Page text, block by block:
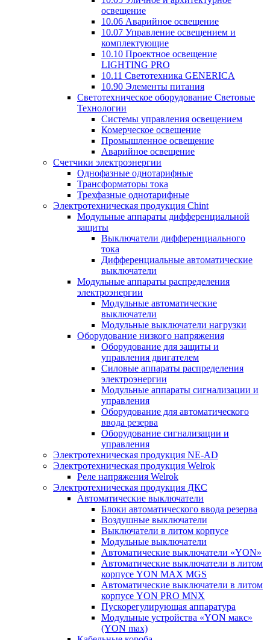
освещение
10.06 Аварийное освещение
10.07 Управление освещением и
комплектующие
10.10 Проектное освещение
LIGHTING PRO
10.11 Светотехника GENERICA
10.90 Элементы питания
Светотехническое оборудование Световые
Технологии
Системы управления освещением
Комерческое освещение
Промышленное освещение
Аварийное освещение
Счетчики электроэнергии
Однофазные однотарифные
Трансформаторы тока
Трехфазные однотарифные
Электротехническая продукция Chint
Модульные аппараты дифференциальной
защиты
Выключатели дифференциального
тока
Дифференциальные автоматические
выключатели
Модульные аппараты распределения
электроэнергии
Модульные автоматические
выключатели
Модульные выключатели нагрузки
Оборудование низкого напряжения
Оборудование для защиты и
управления двигателем
Силовые аппараты распределения
электроэнергии
Модульные аппараты сигнализации и
управления
Оборудование для автоматического
ввода резерва
Оборудование сигнализации и
управления
Электротехническая продукция NE-AD
Электротехническая продукция Welrok
Реле напряжения Welrok
Электротехническая продукция ДКС
Автоматические выключатели
Блоки автоматического ввода резерва
Воздушные выключатели
Выключатели в литом корпусе
Модульные выключатели
Автоматические выключатели «YON»
Автоматические выключатели в литом
корпусе YON MAX MGS
Автоматические выключатели в литом
корпусе YON PRO MNX
Пускорегулирующая аппаратура
Модульные устройства «YON макс»
(YON max)